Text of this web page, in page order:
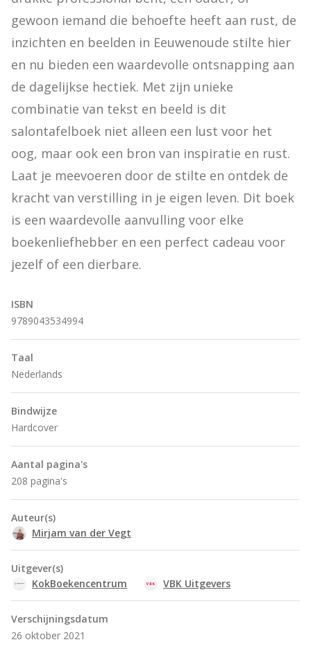
gewoon iemand die behoefte heeft aan rust, de
inzichten en beelden in Eeuwenoude stilte hier
en nu bieden een waardevolle ontsnapping aan
de dagelijkse hectiek. Met zijn unieke
combinatie van tekst en beeld is dit
salontafelboek niet alleen een lust voor het
oog, maar ook een bron van inspiratie en rust.
Laat je meevoeren door de stilte en ontdek de
kracht van verstilling in je eigen leven. Dit boek
is een waardevolle aanvulling voor elke
boekenliefhebber en een perfect cadeau voor
jezelf of een dierbare.
ISBN
9789043534994
Taal
Nederlands
Bindwijze
Hardcover
Aantal pagina's
208 pagina's
Auteur(s)
Mirjam van der Vegt
Uitgever(s)
KokBoekencentrum
VBK Uitgevers
Verschijningsdatum
26 oktober 2021